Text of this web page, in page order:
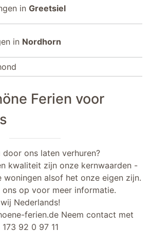
in Greetsiel
in Nordhorn
Ferien voor
ons laten verhuren?
kwaliteit zijn onze kernwaarden -
woningen alsof het onze eigen zijn.
op voor meer informatie.
Nederlands!
ferien.de Neem contact met
92 0 97 11